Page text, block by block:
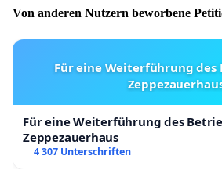
Von anderen Nutzern beworbene
Für eine Weiterführung des
Für eine Weiterführung des
Zeppezauerhaus
4 307 Unterschriften